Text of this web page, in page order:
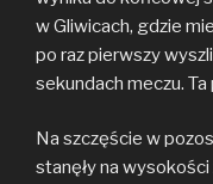
w Gliwicach, gdzie
po raz pierwszy
sekundach meczu.
Na szczęście w
stanęły na